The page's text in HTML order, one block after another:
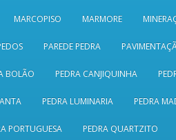
MARCOPISO MARMORE
PAREDE PEDRA
BOLÃO PEDRA CANJIQUINHA
PEDRA LUMINARIA PEDRA
PORTUGUESA PEDRA QUARTZITO